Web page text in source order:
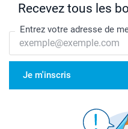
Recevez tous les
Entrez votre adresse de
Je m'inscris